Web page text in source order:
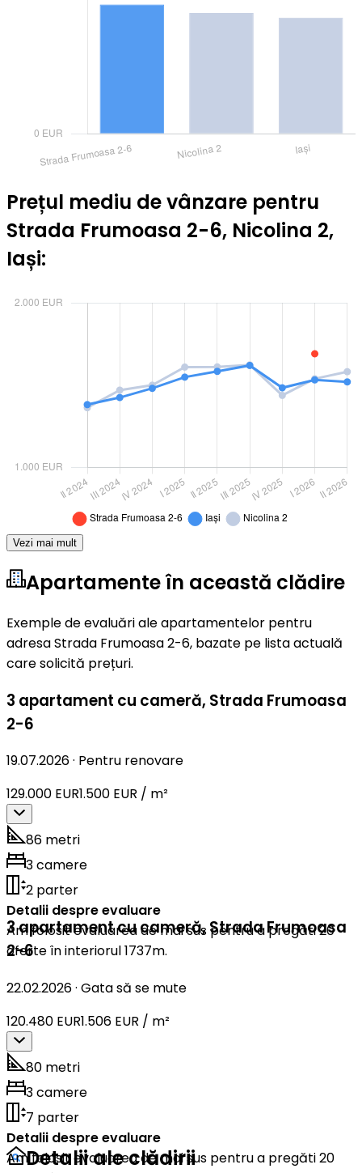
Prețul mediu de vânzare pentru
Strada Frumoasa 2-6, Nicolina 2,
Iași:
Vezi mai mult
Apartamente în această clădire
Exemple de evaluări ale apartamentelor pentru
adresa Strada Frumoasa 2-6, bazate pe lista actuală
care solicită prețuri.
3 apartament cu cameră, Strada Frumoasa
2-6
19.07.2026· Pentru renovare
129.000 EUR1.500 EUR / m²
86 metri
3 camere
2 parter
Detalii despre evaluare
Am folosit evaluarea de mai sus pentru a pregăti 20
oferte în interiorul 1737m.
3 apartament cu cameră,Strada Frumoasa
2-6
22.02.2026· Gata să se mute
120.480 EUR1.506 EUR / m²
80 metri
3 camere
7 parter
Detalii despre evaluare
Am folosit evaluarea de mai sus pentru a pregăti 20
Detalii ale clădirii